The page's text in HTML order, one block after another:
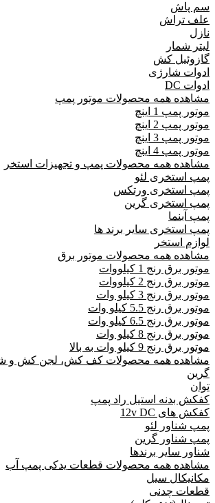
سم پاش
علف تراش
نازل
لیتر شمار
گازوئیل کش
ادوات شارژی
ادوات DC
مشاهده همه محصولات موتور پمپ
موتور پمپ 1 اینچ
موتور پمپ 2 اینچ
موتور پمپ 3 اینچ
موتور پمپ 4 اینچ
مشاهده همه محصولات پمپ و تجهیزات استخر
پمپ استخری لئو
پمپ استخری ورتکس
پمپ استخری گرین
پمپ آبنما
پمپ استخری سایر برند ها
لوازم استخر
مشاهده همه محصولات موتور برق
موتور برق رنج 1 کیلووات
موتور برق رنج 2 کیلووات
موتور برق رنج 3 کیلو وات
موتور برق رنج 5.5 کیلو وات
موتور برق رنج 6.5 کیلو وات
موتور برق رنج 8 کیلو وات
موتور برق رنج 9 کیلو وات به بالا
مشاهده همه محصولات کف کش، لجن کش و
گرین
توان
کفکش بدنه استیل راد پمپ
کفکش های 12v DC
پمپ شناور لئو
پمپ شناور گرین
شناور سایر برندها
مشاهده همه محصولات قطعات یدکی پمپ آب
مکانیکال سیل
قطعات چدنی